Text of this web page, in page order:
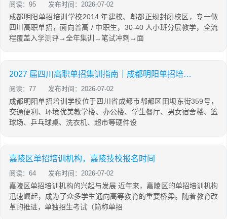
阅读：95 发布时间：2026-07-02
成都明阳单招培训学校2014 年建校、郫都正规封闭校区，专一做
四川高职单招，面向普高 / 中职生，30-40 人小班分层教学，全流
程覆盖入学测评→全年集训→笔试冲刺→面
2027 届四川高职单招集训指南｜成都明阳单招培训学校招生简章
阅读：77 发布时间：2026-07-02
成都明阳单招培训学校位于四川省成都市郫都区田坝东街359号，
交通便利、环境优美教学楼、办公楼、学生餐厅、男女宿舍楼、篮
球场、乒乓球桌、洗衣机、超市等硬件设
嘉陵区单招培训机构，嘉陵技校报名时间
阅读：64 发布时间：2026-07-02
嘉陵区单招培训机构的兴起与发展 近年来，嘉陵区的单招培训机构
迅速崛起，成为了众多学生通向高等教育的重要桥梁。随着教育改
革的推进，单独招生考试（简称单招